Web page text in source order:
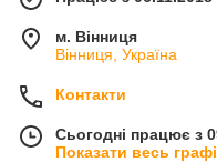
м. Вінниця
Вінниця, Україна
Контакти
Сьогодні працює з
Показати весь